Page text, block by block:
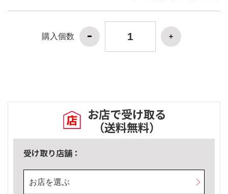
購入個数
お店で受け取る
（送料無料）
受け取り店舗：
お店を選ぶ